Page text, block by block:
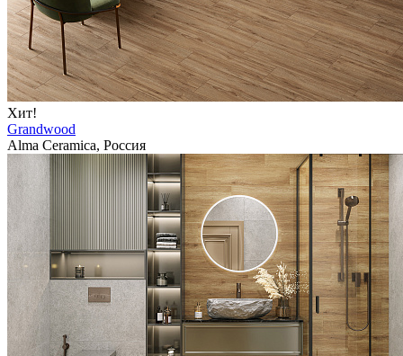
Хит!
Grandwood
Alma Ceramica, Россия